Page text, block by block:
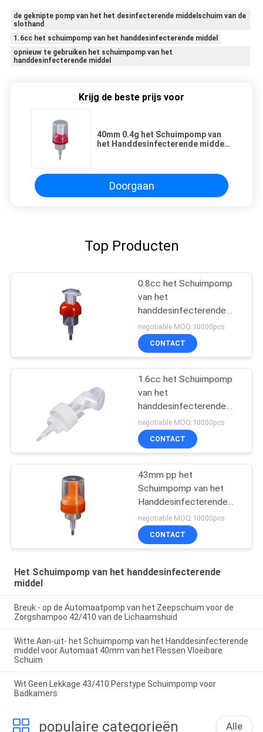
de geknipte pomp van het het desinfecterende middelschuim van de
slothand
1.6cc het schuimpomp van het handdesinfecterende middel
opnieuw te gebruiken het schuimpomp van het
handdesinfecterende middel
Krijg de beste prijs voor
40mm 0.4g het Schuimpomp van
het Handdesinfecterende middel
Doorgaan
Top Producten
0.8cc het Schuimpomp
van het
handdesinfecterende
middel
negotiable MOQ:10000pcs
CONTACT
1.6cc het Schuimpomp
van het
handdesinfecterende
middel
negotiable MOQ:10000pcs
CONTACT
43mm pp het
Schuimpomp van het
Handdesinfecterende
middel
negotiable MOQ:10000pcs
CONTACT
Het Schuimpomp van het handdesinfecterende
middel
Breuk - op de Automaatpomp van het Zeepschuim voor de
Zorgshampoo 42/410 van de Lichaamshuid
Witte Aan-uit- het Schuimpomp van het Handdesinfecterende
middel voor Automaat 40mm van het Flessen Vloeibare
Schuim
Wit Geen Lekkage 43/410 Perstype Schuimpomp voor
Badkamers
populaire categorieën Alle